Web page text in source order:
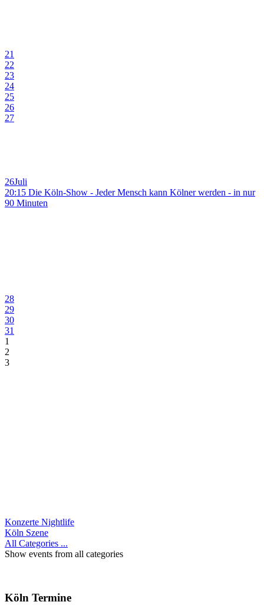
21
22
23
24
25
26
27
26Juli
20:15 Die Köln-Show - Jeder Mensch kann Kölner werden - in nur
90 Minuten
28
29
30
31
1
2
3
Konzerte Nightlife
Köln Szene
All Categories ...
Show events from all categories
Köln Termine